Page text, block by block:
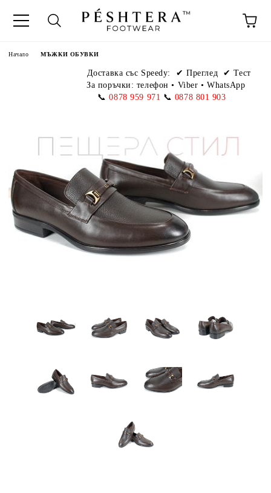
Начало МЪЖКИ ОБУВКИ
Доставка със Speedy:
✔ Преглед ✔ Тест
За поръчки: телефон• Viber • WhatsApp
📞 0878 959 971 📞 0878 801 903